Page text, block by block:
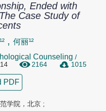
Ended with
Case Study of
, 何丽¹²
Counseling /
2164 1015
PDF
学院，北京 ;